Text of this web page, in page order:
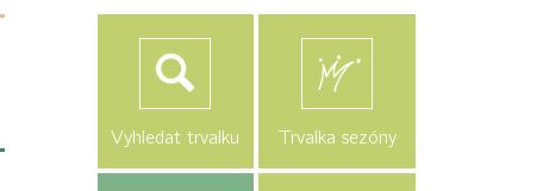
Vyhledat trvalku Trvalka sezóny